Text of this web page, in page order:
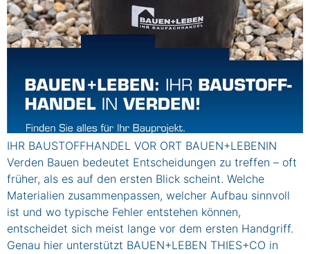
IHR BAUSTOFFHANDEL VOR ORT BAUEN+LEBENIN
Verden Bauen bedeutet Entscheidungen zu treffen – oft
früher, als es auf den ersten Blick scheint. Welche
Materialien zusammenpassen, welcher Aufbau sinnvoll
ist und wo typische Fehler entstehen können,
entscheidet sich meist lange vor dem ersten Handgriff.
Genau hier unterstützt BAUEN+LEBEN THIES+CO in